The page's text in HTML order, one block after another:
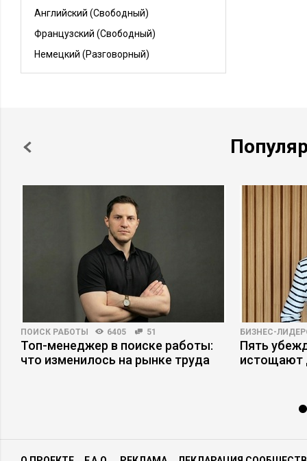
Английский (Свободный)
Французский (Свободный)
Немецкий (Разговорный)
ПОИСК РАБОТЫ 6405 51
Топ-менеджер в поиске работы:
что изменилось на рынке труда
БИЗНЕС-
Пять
истощают